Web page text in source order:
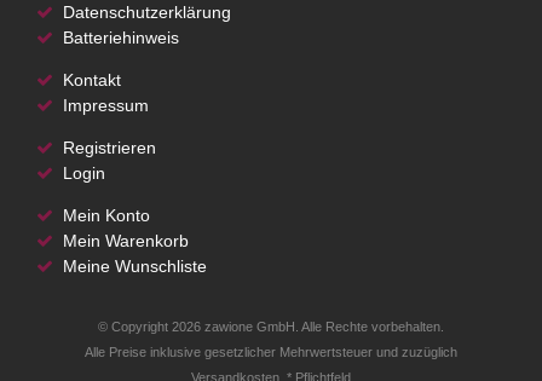
Datenschutzerklärung
Batteriehinweis
Kontakt
Impressum
Registrieren
Login
Mein Konto
Mein Warenkorb
Meine Wunschliste
© Copyright 2026 zawione GmbH. Alle Rechte vorbehalten.
Alle Preise inklusive gesetzlicher Mehrwertsteuer und zuzüglich
Versandkosten. * Pflichtfeld